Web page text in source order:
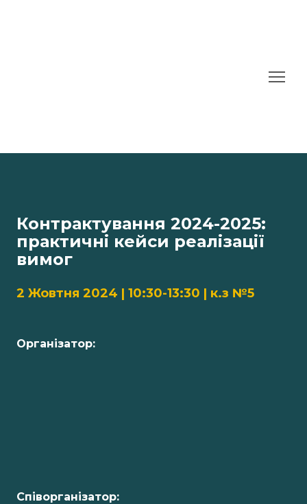
Контрактування 2024-2025:
практичні кейси реалізації
вимог
2 Жовтня 2024 | 10:30-13:30 | к.з №5
Організатор:
Співорганізатор: